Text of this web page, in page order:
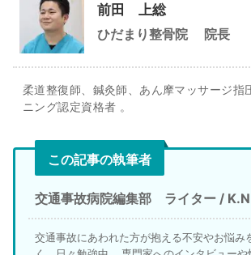
前田 上総
ひだまり整骨院
院長
柔道整復師、鍼灸師、あん摩マッサージ指
ニング認定資格者 。
この記事の執筆者
交通事故病院編集部 ライター / K.N
交通事故にあわれた方が抱える不安やお悩み